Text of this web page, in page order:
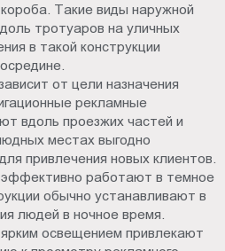
Такие виды наружной
тротуаров на уличных
в такой конструкции
от цели назначения
рекламные
вдоль проезжих частей и
местах выгодно
привлечения новых клиентов.
эффективно работают в темное
обычно устанавливают в
людей в ночное время.
освещением привлекают